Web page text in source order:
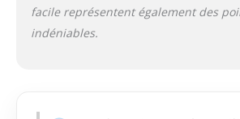
facile représentent également des
indéniables.